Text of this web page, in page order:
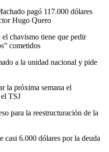
pagó 117.000 dólares
Hugo Quero
chavismo tiene que pedir
cometidos
a la unidad nacional y pide
la próxima semana el
TSJ
para la reestructuración de la
casi 6.000 dólares por la deuda